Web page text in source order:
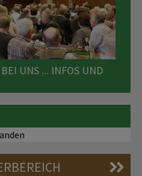
UNS ... INFOS UND